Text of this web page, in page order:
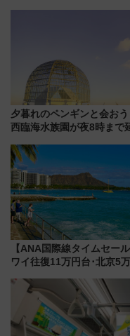
夕暮れのペンギンと会お
西臨海水族園が夜8時まで
【ANA国際線タイムセー
ワイ往復11万円台･北京5
来春のGW旅行まで狙える
ツ路線まとめ（8/10まで）